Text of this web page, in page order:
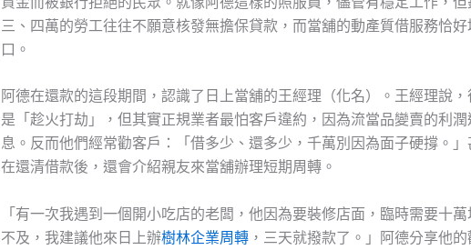
三、四萬的勞工往往不願意核發無擔保貸款，而當舖的動產質借服務恰
口。
阿德在還款的這段期間，認識了日上當舖的王經理（化名）。王經理說
是「趁火打劫」，但其實正規業者最怕客戶違約，因為流當品變賣的利潤
息。反而他們經常勸客戶：「借多少、還多少，千萬別因為面子硬撐。
在還清借款後，還會介紹親友來當舖辦理短期周轉。
「有一次我遇到一個開小吃店的老闆，他因為要裝修店面，臨時需要十
不及，我建議他來日上辦樹林企業周轉 ，三天就撥款了。」阿德分享他